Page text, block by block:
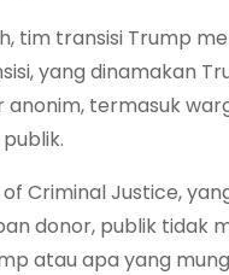
tim transisi Trump
yang dinamakan
termasuk
Criminal Justice,
donor, publik tidak
atau apa yang